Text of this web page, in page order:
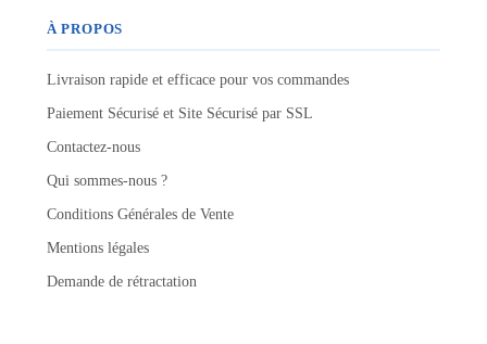
À PROPOS
Livraison rapide et efficace pour vos commandes
Paiement Sécurisé et Site Sécurisé par SSL
Contactez-nous
Qui sommes-nous ?
Conditions Générales de Vente
Mentions légales
Demande de rétractation